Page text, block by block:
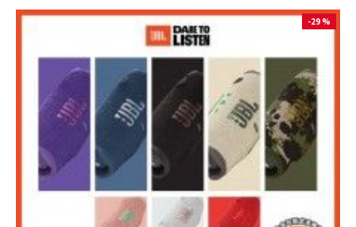
-29 %